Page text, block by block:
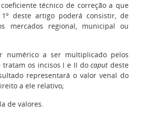
técnico de correção a que
deste artigo poderá consistir, de
mercados regional, municipal ou
numérico a ser multiplicado pelos
tratam os incisos I e II docaput deste
representará o valor venal do
a ele relativo;
de valores.